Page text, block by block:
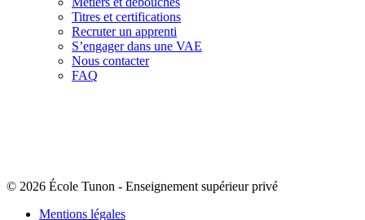
Titres et certifications
Recruter un apprenti
S’engager dans une VAE
Nous contacter
FAQ
© 2026 École Tunon - Enseignement supérieur privé
Mentions légales